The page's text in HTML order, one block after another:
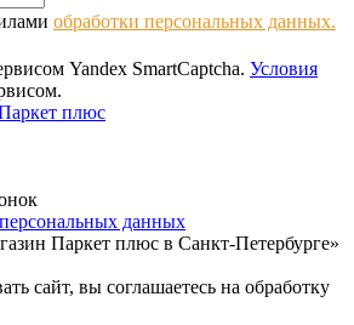
обработки персональных данных.
Yandex SmartCaptcha. Условия
данных
Паркет плюс в Санкт-Петербурге»
сайт, вы соглашаетесь на обработку